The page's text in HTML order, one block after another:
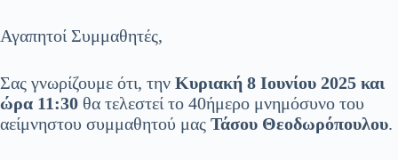
Αγαπητοί Συμμαθητές,
Σας γνωρίζουμε ότι, την Κυριακή 8 Ιουνίου 2025 και
ώρα 11:30 θα τελεστεί το 40ήμερο μνημόσυνο του
αείμνηστου συμμαθητού μας Τάσου Θεοδωρόπουλου.